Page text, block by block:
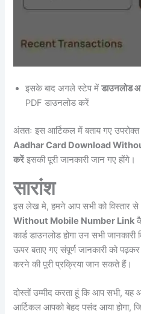
इसके बाद अगले स्टेप मेंडाउनलोड
PDF डाउनलोड करें
अंततः इस आर्टिकल में बताय गए
Aadhar Card Download
करेंइसकी पूरी जानकारी जान गए होंगे।
सारांश
इस लेख मे, हमने आप सभी को विस्तार से
Without Mobile Number Link
कार्ड डाउनलोड होगा उन सभी
ऊपर बताए गए संपूर्ण जानकारी को
करने की पूरी प्रक्रिया जान सकते हैं।
दोस्तों उम्मीद करता हूं कि आप सभी,
आर्टिकल आपको बेहद पसंद आया होगा,